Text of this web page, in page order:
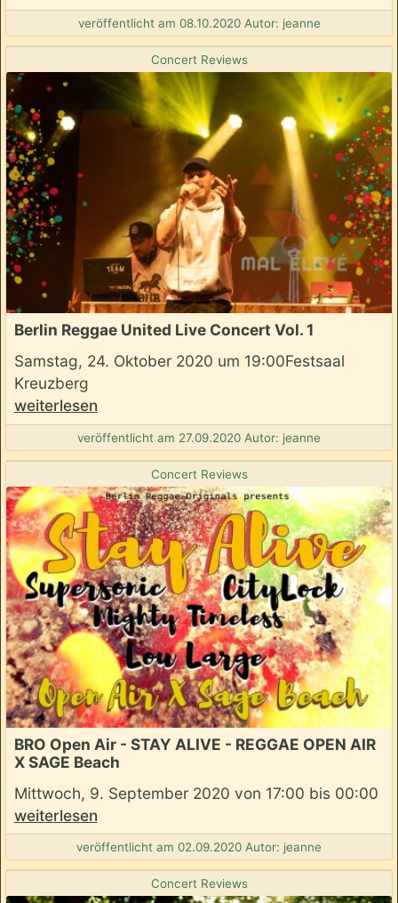
veröffentlicht am 08.10.2020 Autor: jeanne
Concert Reviews
Berlin Reggae United Live Concert Vol. 1
Samstag, 24. Oktober 2020 um 19:00Festsaal
Kreuzberg
weiterlesen
veröffentlicht am 27.09.2020 Autor: jeanne
Concert Reviews
BRO Open Air - STAY ALIVE - REGGAE OPEN AIR
X SAGE Beach
Mittwoch, 9. September 2020 von 17:00 bis 00:00
weiterlesen
veröffentlicht am 02.09.2020 Autor: jeanne
Concert Reviews